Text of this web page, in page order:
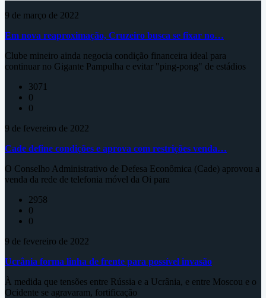
9 de março de 2022
Em nova reaproximação, Cruzeiro busca se fixar no…
Clube mineiro ainda negocia condição financeira ideal para
continuar no Gigante Pampulha e evitar "ping-pong" de estádios
3071
0
0
9 de fevereiro de 2022
Cade define condições e aprova com restrições venda…
O Conselho Administrativo de Defesa Econômica (Cade) aprovou a
venda da rede de telefonia móvel da Oi para
2958
0
0
9 de fevereiro de 2022
Ucrânia forma linha de frente para possível invasão
À medida que tensões entre Rússia e a Ucrânia, e entre Moscou e o
Ocidente se agravaram, fortificação